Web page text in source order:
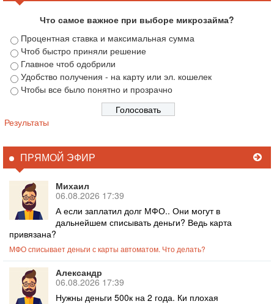
Что самое важное при выборе микрозайма?
Процентная ставка и максимальная сумма
Чтоб быстро приняли решение
Главное чтоб одобрили
Удобство получения - на карту или эл. кошелек
Чтобы все было понятно и прозрачно
Результаты
ПРЯМОЙ ЭФИР
Михаил
06.08.2026 17:39
А если заплатил долг МФО.. Они могут в
дальнейшем списывать деньги? Ведь карта
привязана?
МФО списывает деньги с карты автоматом. Что делать?
Александр
06.08.2026 17:39
Нужны деньги 500к на 2 года. Ки плохая